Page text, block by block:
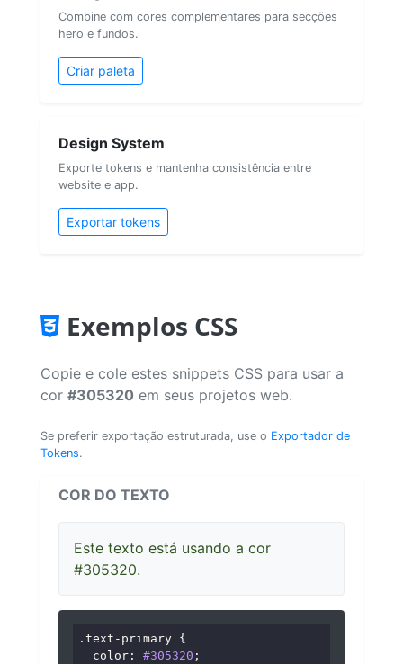
Combine com cores complementares para secções
hero e fundos.
Criar paleta
Design System
Exporte tokens e mantenha consistência entre
website e app.
Exportar tokens
Exemplos CSS
Copie e cole estes snippets CSS para usar a
cor #305320 em seus projetos web.
Se preferir exportação estruturada, use o Exportador de
Tokens.
COR DO TEXTO
Este texto está usando a cor
#305320.
.text-primary {
color : #305320 ;